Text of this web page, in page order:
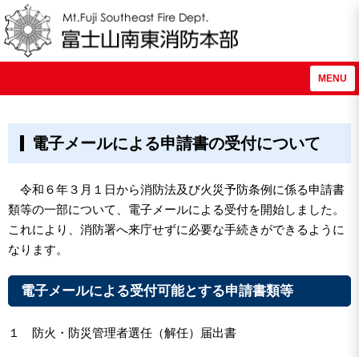
MENU
電子メールによる申請書の受付について
令和６年３月１日から消防法及び火災予防条例に係る申請書
類等の一部について、電子メールによる受付を開始しました。
これにより、消防署へ来庁せずに必要な手続きができるように
なります。
電子メールによる受付可能とする申請書類等
１ 防火・防災管理者選任（解任）届出書